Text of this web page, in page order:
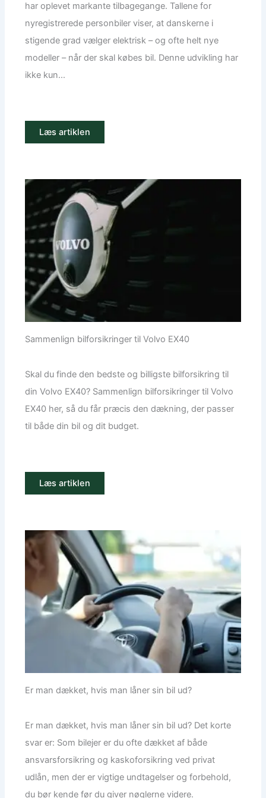
har oplevet markante tilbagegange. Tallene for
nyregistrerede personbiler viser, at danskerne i
stigende grad vælger elektrisk – og ofte helt nye
modeller – når der skal købes bil. Denne udvikling har
ikke kun...
Læs artiklen
Sammenlign bilforsikringer til Volvo EX40
Skal du finde den bedste og billigste bilforsikring til
din Volvo EX40? Sammenlign bilforsikringer til Volvo
EX40 her, så du får præcis den dækning, der passer
til både din bil og dit budget.
Læs artiklen
Er man dækket, hvis man låner sin bil ud?
Er man dækket, hvis man låner sin bil ud? Det korte
svar er: Som bilejer er du ofte dækket af både
ansvarsforsikring og kaskoforsikring ved privat
udlån, men der er vigtige undtagelser og forbehold,
du bør kende før du giver nøglerne videre.